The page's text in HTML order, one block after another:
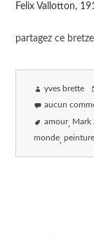
Felix Vallotton,
partagez ce
yves brette
aucun
amour Mark
monde peinture